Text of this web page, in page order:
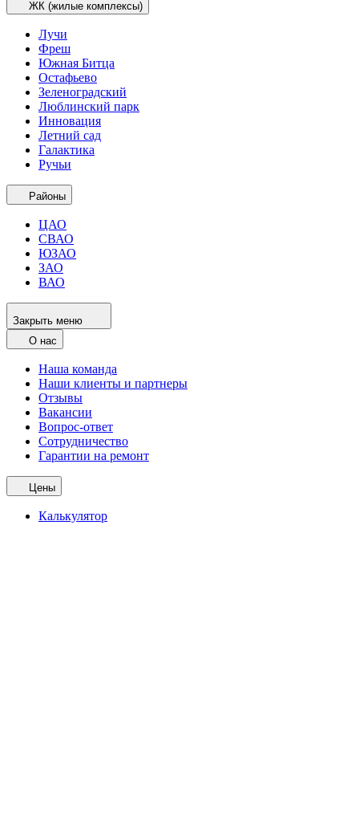
ЖК (жилые комплексы)
Лучи
Фреш
Южная Битца
Остафьево
Зеленоградский
Люблинский парк
Инновация
Летний сад
Галактика
Ручьи
Районы
ЦАО
СВАО
ЮЗАО
ЗАО
ВАО
Закрыть меню
О нас
Наша команда
Наши клиенты и партнеры
Отзывы
Вакансии
Вопрос-ответ
Сотрудничество
Гарантии на ремонт
Цены
Калькулятор